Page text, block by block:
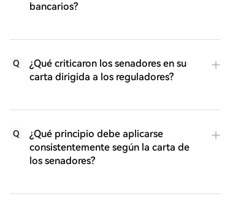
bancarios?
Q
¿Qué criticaron los senadores en su
carta dirigida a los reguladores?
Q
¿Qué principio debe aplicarse
consistentemente según la carta de
los senadores?